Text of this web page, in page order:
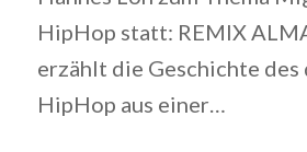
HipHop statt: REMIX
erzählt die Geschichte des
HipHop aus einer…